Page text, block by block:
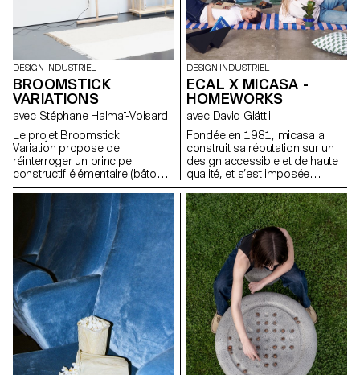
DESIGN INDUSTRIEL
BROOMSTICK
VARIATIONS
avec Stéphane Halmaï-Voisard
Le projet Broomstick
Variation propose de
réinterroger un principe
constructif élémentaire (bâtons,
assemblages visibles, structure
modulable) et d’explorer son
potentiel pour générer de
nouveaux objets et mobiliers
adaptés à des usages
contemporains. L’objectif est
de comprendre comment cette
logique de conception, pensée
comme accessible et
économique, peut être
actualisée face aux enjeux de
durabilité, de fonctionnalité et
d’esthétique.
DESIGN INDUSTRIEL
ECAL X MICASA -
HOMEWORKS
avec David Glättli
Fondée en 1981, micasa a
construit sa réputation sur un
design accessible et de haute
qualité, et s’est imposée
comme leader en Suisse.
Fidèle à une approche du
design démocratique, pensée
pour s’intégrer naturellement au
quotidien, l’entreprise s’est
associée à l'ECAL pour
développer HOMEWORKS, une
collection limitée invitant une
nouvelle génération à repenser
la manière dont les espaces de
vie se façonnent et la façon
dont le design peut devenir une
présence active et porteuse de
sens dans les usages de tous
les jours.